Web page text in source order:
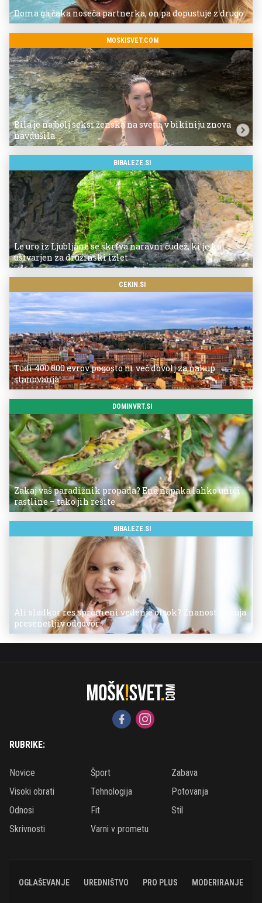
Doma ga čaka noseča partnerka, on pa dopustuje z drugo
MOSKISVET.COM
Bila je najbolj seksi ženska na svetu, v bikiniju znova
navdušila
BIBALEZE.SI
Le uro iz Ljubljane se skriva naravni čudež, ki je kot
ustvarjen za družinski izlet
CEKIN.SI
Tudi 400.000 evrov pogosto ni več dovolj za nakup
stanovanja
DOMINVRT.SI
Zakaj vaš paradižnik propada? Ena napaka lahko uniči
rastline – tako jih rešite
BIBALEZE.SI
Ali sladkor res spremeni vedenje otrok? Znanost ponuja
presenetljiv odgovor
RUBRIKE:
Novice Šport
Zabava
Visoki obrati
Tehnologija
Potovanja
Odnosi
Fit
Stil
Skrivnosti
Varni v prometu
OGLAŠEVANJE UREDNIŠTVO PRO PLUS MODERIRANJE